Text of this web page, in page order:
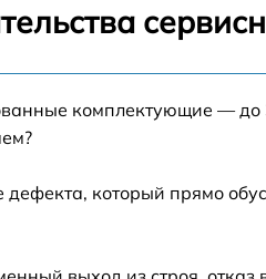
и
комплектующие — до
который прямо